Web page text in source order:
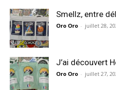
Smellz, entre
Oro Oro - juillet 28,
J’ai découvert
Oro Oro - juillet 27,